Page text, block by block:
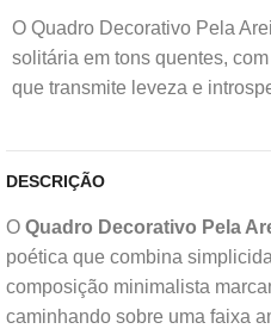
O Quadro Decorativo Pela
solitária em tons quentes,
que transmite leveza e
DESCRIÇÃO
O Quadro Decorativo Pela
poética que combina
composição minimalista
caminhando sobre uma faixa